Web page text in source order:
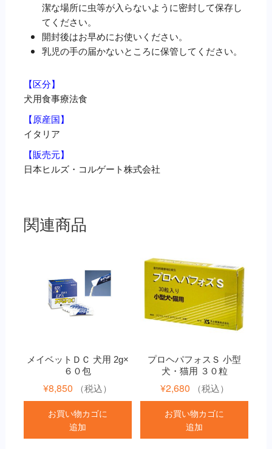
潔な場所に虫等が入らないように密封して保存し
てください。
開封後はお早めにお使いください。
乳児の手の届かないところに保管してください。
【区分】
犬用食事療法食
【原産国】
イタリア
【販売元】
日本ヒルズ・コルゲート株式会社
関連商品
メイベットＤＣ 犬用 2g×
６０包
¥8,850 （税込）
お買い物カゴに
追加
プロヘパフォスＳ 小型
犬・猫用 ３０粒
¥2,680 （税込）
お買い物カゴに
追加